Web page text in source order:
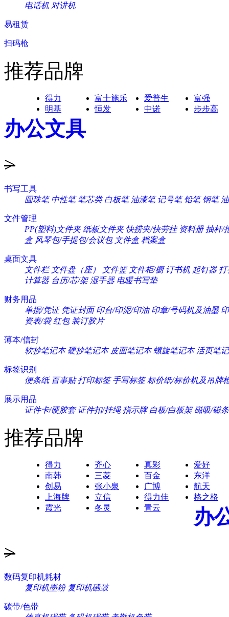
电话机 对讲机
易租赁
扫码枪
推荐品牌
得力 富士施乐 爱普生
富强
明基
恒发 中诺 步步高
办公文具
>
书写工具
圆珠笔 中性笔 笔芯类 白板笔 油漆笔 记号笔 铅笔 钢笔
文件管理
PP(塑料)文件夹 纸板文件夹 快捞夹/快劳挂 资料册 抽杆/
盒 风琴包/手提包/会议包 文件盒 档案盒
桌面文具
文件栏 文件盘（座） 文件篮 文件柜/橱 订书机 起钉器 打
计算器 台历/芯/架 湿手器 电暖书写垫
财务用品
单据/凭证 凭证封面 印台/印泥/印油 印章/号码机及油墨
资表/袋 红包 装订胶片
薄本/信封
软抄笔记本 硬抄笔记本 皮面笔记本 螺旋笔记本 活页笔
标签识别
便条纸 百事贴 打印标签 手写标签 标价纸/标价机及吊牌
展示用品
证件卡/硬胶套 证件扣/挂绳 指示牌 白板/白板架 磁吸/磁条
推荐品牌
得力 齐心 真彩
爱好
南韩
三菱 百金
东洋
创易
张小泉 广博
航天
上海牌
立信 得力佳
格之格
霞光
冬灵 青云 办
>
数码复印机耗材
复印机墨粉 复印机硒鼓
碳带/色带